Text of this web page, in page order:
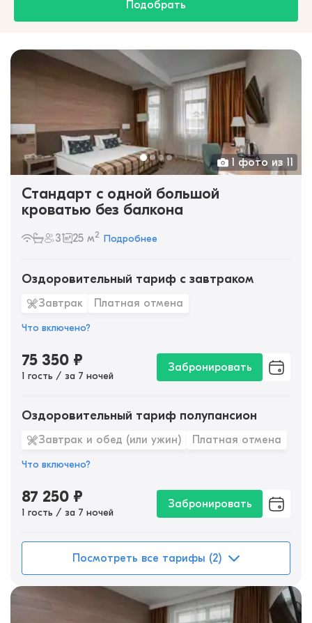
Подобрать
1 фото из 11
Стандарт с одной большой
кроватью без балкона
3 25 м2 Подробнее
Оздоровительный тариф с завтраком
Завтрак Платная отмена
Что включено?
75 350 ₽
1 гость / за 7 ночей
Забронировать
Оздоровительный тариф полупансион
Завтрак и обед (или ужин) Платная отмена
Что включено?
87 250 ₽
1 гость / за 7 ночей
Забронировать
Посмотреть все тарифы (2)